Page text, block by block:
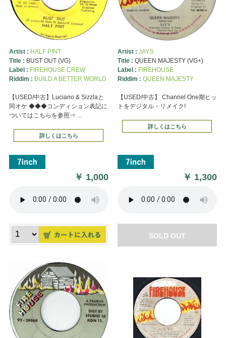
Artist : HALF PINT
Title : BUST OUT (VG)
Label : FIREHOUSE CREW
Riddim : BUILD A BETTER WORLD
【USED/中古】Luciano & Sizzlaと
同オケ ◆◆◆コンディション表記に
ついてはこちらを参照⇒ ...
詳しくはこちら
￥ 1,000
Artist : JAYS
Title : QUEEN MAJESTY (VG+)
Label : FIREHOUSE
Riddim : QUEEN MAJESTY
【USED/中古】 Channel One期ヒッ
トをデジタル・リメイク!
詳しくはこちら
￥ 1,300
SOLD OUT